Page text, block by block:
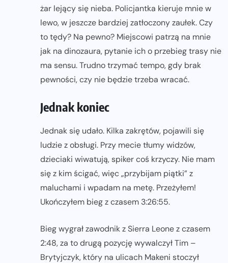
żar lejący się nieba. Policjantka kieruje mnie w
lewo, w jeszcze bardziej zatłoczony zaułek. Czy
to tędy? Na pewno? Miejscowi patrzą na mnie
jak na dinozaura, pytanie ich o przebieg trasy nie
ma sensu. Trudno trzymać tempo, gdy brak
pewności, czy nie będzie trzeba wracać.
Jednak koniec
Jednak się udało. Kilka zakrętów, pojawili się
ludzie z obsługi. Przy mecie tłumy widzów,
dzieciaki wiwatują, spiker coś krzyczy. Nie mam
się z kim ścigać, więc „przybijam piątki” z
maluchami i wpadam na metę. Przeżyłem!
Ukończyłem bieg z czasem 3:26:55.
Bieg wygrał zawodnik z Sierra Leone z czasem
2:48, za to drugą pozycję wywalczył Tim –
Brytyjczyk, który na ulicach Makeni stoczył